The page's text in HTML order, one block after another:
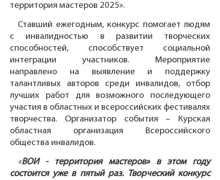
территория мастеров 2025».
Ставший ежегодным, конкурс помогает людям
с инвалидностью в развитии творческих
способностей, способствует социальной
интеграции участников. Мероприятие
направлено на выявление и поддержку
талантливых авторов среди инвалидов, отбор
лучших работ для возможного последующего
участия в областных и всероссийских фестивалях
творчества. Организатор события – Курская
областная организация Всероссийского
общества инвалидов.
«ВОИ - территория мастеров» в этом году
состоится уже в пятый раз. Творческий конкурс